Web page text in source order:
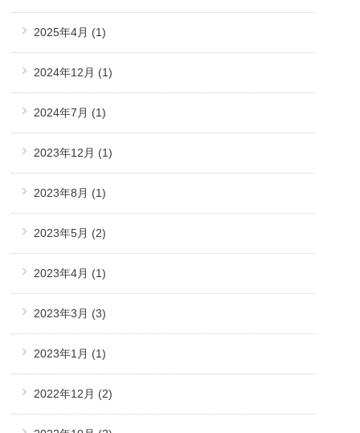
2025年4月 (1)
2024年12月 (1)
2024年7月 (1)
2023年12月 (1)
2023年8月 (1)
2023年5月 (2)
2023年4月 (1)
2023年3月 (3)
2023年1月 (1)
2022年12月 (2)